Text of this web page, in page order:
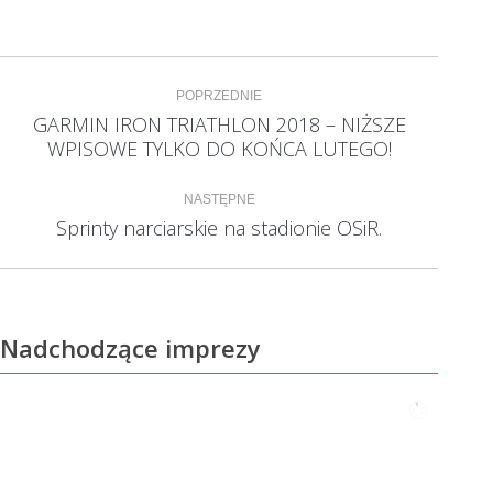
Nawigacja
wpisów
POPRZEDNIE
Poprzedni
wpis:
GARMIN IRON TRIATHLON 2018 – NIŻSZE
WPISOWE TYLKO DO KOŃCA LUTEGO!
NASTĘPNE
Następny
Sprinty narciarskie na stadionie OSiR.
Nadchodzące imprezy